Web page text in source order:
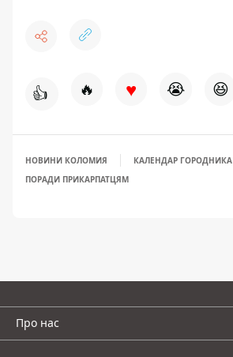
👍 🔥 ♥ 😭 😆
НОВИНИ КОЛОМИЯ КАЛЕНДАР ГОРОДНИКА
ПОРАДИ ПРИКАРПАТЦЯМ
Про нас